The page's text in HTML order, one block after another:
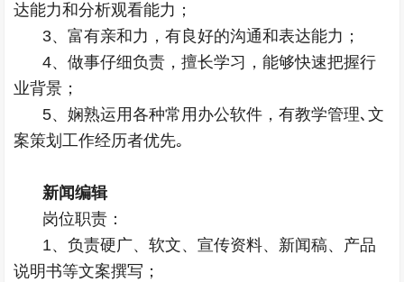
达能力和分析观看能力；
3、富有亲和力，有良好的沟通和表达能力；
4、做事仔细负责，擅长学习，能够快速把握行
业背景；
5、娴熟运用各种常用办公软件，有教学管理､文
案策划工作经历者优先｡
新闻编辑
岗位职责：
1、负责硬广、软文、宣传资料、新闻稿、产品
说明书等文案撰写；